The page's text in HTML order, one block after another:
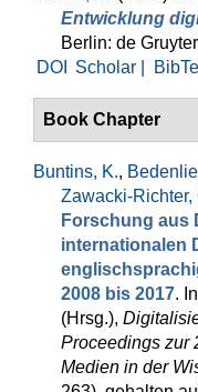
Entwicklung
Berlin: de
DOI
Scholar |
Book Chapter
Buntins, K.,
Zawacki-Richter,
Forschung aus
internationalen
2008 bis 2017. In
(Hrsg.),
Proceedings zur
Medien in der